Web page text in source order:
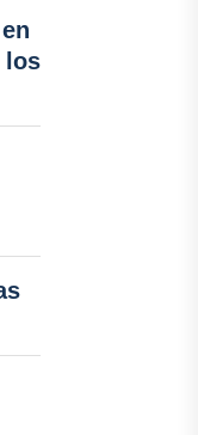
los